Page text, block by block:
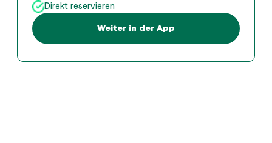
Direkt reservieren
Weiter in der App